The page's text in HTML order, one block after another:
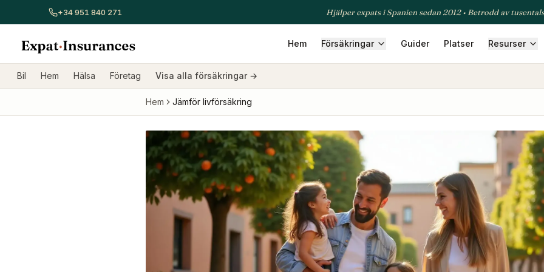
+34 951 840 271 Hjälper expats i Spanien sedan 2012 • Betrodd av tusentals
Hem Försäkringar Guider Platser Resurser
Visa alla försäkringar BilförsäkringHemförsäkring Sjukförsäkring
Bil Hem Hälsa Företag Visa alla försäkringar→
Hem Jämför livförsäkring